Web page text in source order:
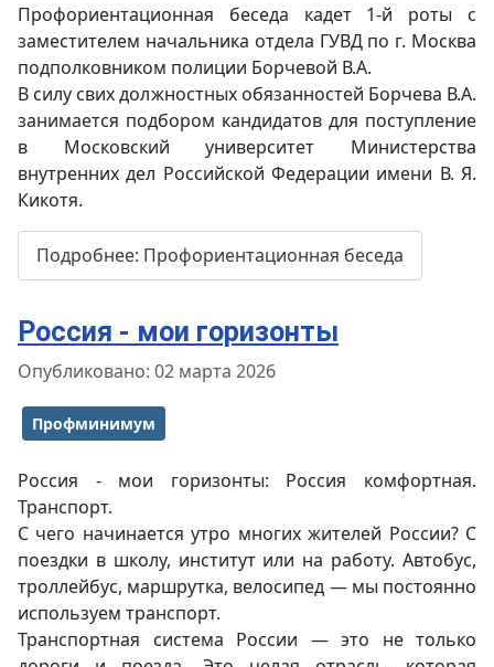
Профориентационная беседа кадет 1-й роты с
заместителем начальника отдела ГУВД по г. Москва
подполковником полиции Борчевой В.А.
В силу свих должностных обязанностей Борчева В.А.
занимается подбором кандидатов для поступление
в Московский университет Министерства
внутренних дел Российской Федерации имени В. Я.
Кикотя.
Подробнее: Профориентационная беседа
Россия - мои горизонты
Информация о материале
Опубликовано: 02 марта 2026
Профминимум
Россия - мои горизонты: Россия комфортная.
Транспорт.
С чего начинается утро многих жителей России? С
поездки в школу, институт или на работу. Автобус,
троллейбус, маршрутка, велосипед — мы постоянно
используем транспорт.
Транспортная система России — это не только